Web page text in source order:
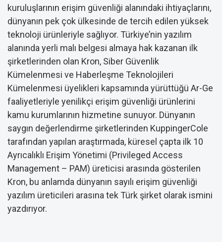
kuruluşlarının erişim güvenliği alanındaki ihtiyaçlarını,
dünyanın pek çok ülkesinde de tercih edilen yüksek
teknoloji ürünleriyle sağlıyor. Türkiye’nin yazılım
alanında yerli malı belgesi almaya hak kazanan ilk
şirketlerinden olan Kron, Siber Güvenlik
Kümelenmesi ve Haberleşme Teknolojileri
Kümelenmesi üyelikleri kapsamında yürüttüğü Ar-Ge
faaliyetleriyle yenilikçi erişim güvenliği ürünlerini
kamu kurumlarının hizmetine sunuyor. Dünyanın
saygın değerlendirme şirketlerinden KuppingerCole
tarafından yapılan araştırmada, küresel çapta ilk 10
Ayrıcalıklı Erişim Yönetimi (Privileged Access
Management – PAM) üreticisi arasında gösterilen
Kron, bu anlamda dünyanın sayılı erişim güvenliği
yazılım üreticileri arasına tek Türk şirket olarak ismini
yazdırıyor.